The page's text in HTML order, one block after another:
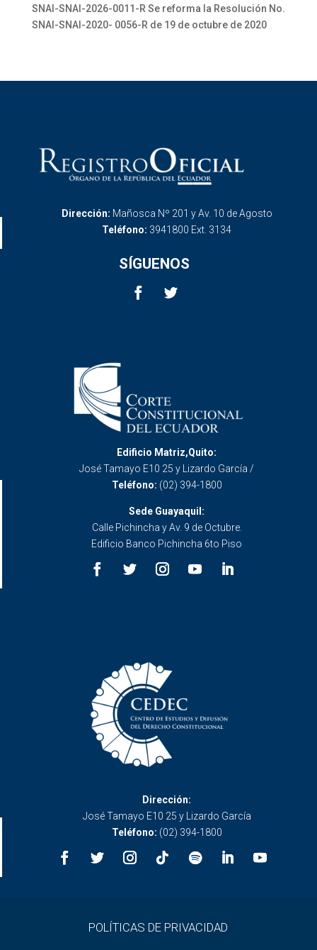
SNAI-SNAI-2026-0011-R Se reforma la Resolución No.
SNAI-SNAI-2020- 0056-R de 19 de octubre de 2020
Dirección: Mañosca Nº 201 y Av. 10 de Agosto
Teléfono: 3941800 Ext. 3134
SÍGUENOS
Edificio Matriz,Quito:
José Tamayo E10 25 y Lizardo García /
Teléfono: (02) 394-1800
Sede Guayaquil:
Calle Pichincha y Av. 9 de Octubre.
Edificio Banco Pichincha 6to Piso
Dirección:
José Tamayo E10 25 y Lizardo García
Teléfono: (02) 394-1800
POLÍTICAS DE PRIVACIDAD